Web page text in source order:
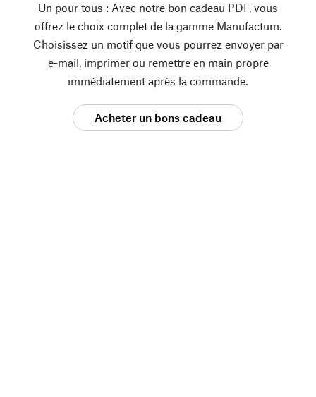
Un pour tous : Avec notre bon cadeau PDF, vous
offrez le choix complet de la gamme Manufactum.
Choisissez un motif que vous pourrez envoyer par
e-mail, imprimer ou remettre en main propre
immédiatement après la commande.
Acheter un bons cadeau